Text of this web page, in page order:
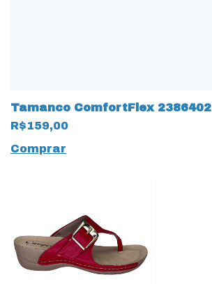
Tamanco ComfortFlex 2386402
R$159,00
Comprar